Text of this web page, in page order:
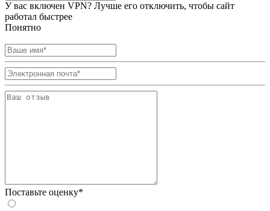
У вас включен VPN? Лучше его отключить, чтобы сайт
работал быстрее
Понятно
Поставьте оценку*